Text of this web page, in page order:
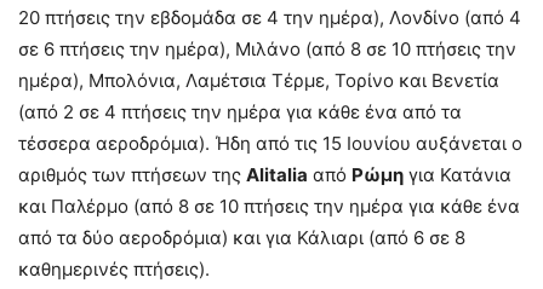
20 πτήσεις την εβδομάδα σε 4 την ημέρα), Λονδίνο (από 4
σε 6 πτήσεις την ημέρα), Μιλάνο (από 8 σε 10 πτήσεις την
ημέρα), Μπολόνια, Λαμέτσια Τέρμε, Τορίνο και Βενετία
(από 2 σε 4 πτήσεις την ημέρα για κάθε ένα από τα
τέσσερα αεροδρόμια). Ήδη από τις 15 Ιουνίου αυξάνεται ο
αριθμός των πτήσεων της Alitalia από Ρώμη για Κατάνια
και Παλέρμο (από 8 σε 10 πτήσεις την ημέρα για κάθε ένα
από τα δύο αεροδρόμια) και για Κάλιαρι (από 6 σε 8
καθημερινές πτήσεις).